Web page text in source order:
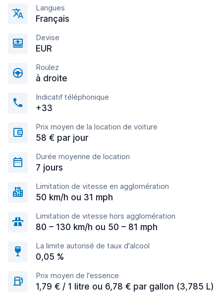
Langues
Français
Devise
EUR
Roulez
à droite
Indicatif téléphonique
+33
Prix moyen de la location de voiture
58 € par jour
Durée moyenne de location
7 jours
Limitation de vitesse en agglomération
50 km/h ou 31 mph
Limitation de vitesse hors agglomération
80 – 130 km/h ou 50 – 81 mph
La limite autorisé de taux d'alcool
0,05 %
Prix moyen de l'essence
1,79 € / 1 litre ou 6,78 € par gallon (3,785 L)